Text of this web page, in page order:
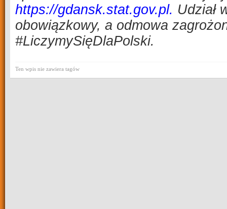
https://gdansk.stat.gov.pl. Udział
obowiązkowy, a odmowa
#LiczymySięDlaPolski.
Ten wpis nie zawiera tagów